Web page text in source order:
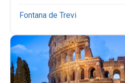
Fontana de Trevi